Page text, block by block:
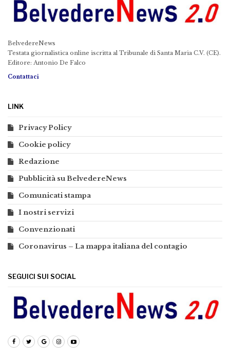
BelvedereNews
Testata giornalistica online iscritta al Tribunale di Santa Maria C.V. (CE).
Editore: Antonio De Falco
Contattaci
LINK
Privacy Policy
Cookie policy
Redazione
Pubblicità su BelvedereNews
Comunicati stampa
I nostri servizi
Convenzionati
Coronavirus – La mappa italiana del contagio
SEGUICI SUI SOCIAL